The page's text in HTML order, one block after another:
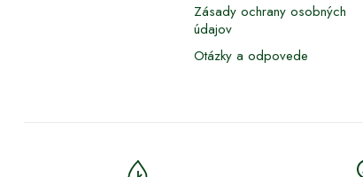
Zásady ochrany osobných
údajov
Otázky a odpovede